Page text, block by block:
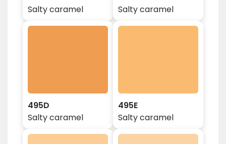
Salty caramel
Salty caramel
495D
Salty caramel
495E
Salty caramel